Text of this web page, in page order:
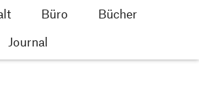
Büro
Bücher
Journal